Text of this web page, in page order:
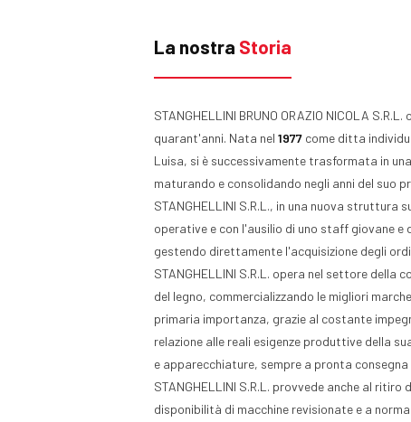
La nostra Storia
STANGHELLINI BRUNO ORAZIO NICOLA
quarant'anni. Nata nel 1977 come ditta
Luisa, si è successivamente trasformata in
maturando e consolidando negli anni del suo
STANGHELLINI S.R.L., in una nuova struttura
operative e con l'ausilio di uno staff giovane
gestendo direttamente l'acquisizione degli
STANGHELLINI S.R.L. opera nel settore della
del legno, commercializzando le migliori
primaria importanza, grazie al costante
relazione alle reali esigenze produttive della
e apparecchiature, sempre a pronta
STANGHELLINI S.R.L. provvede anche al
disponibilità di macchine revisionate e a